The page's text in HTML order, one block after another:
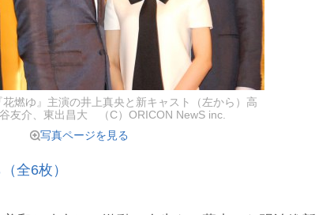
燃ゆ』主演の井上真央と新キャスト（左から）高
友介、東出昌大 （C）ORICON NewS inc.
写真ページを見る
全6枚）